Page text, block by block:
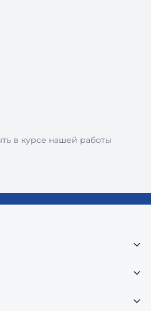
в курсе нашей работы